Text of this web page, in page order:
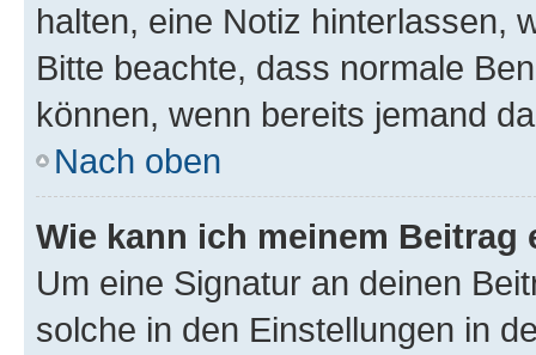
halten, eine Notiz hinterlassen,
Bitte beachte, dass normale
können, wenn bereits jemand
Nach oben
Wie kann ich meinem
Um eine Signatur an deinen
solche in den Einstellungen in